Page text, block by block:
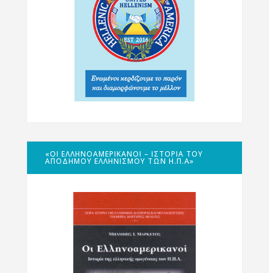
«ΟΙ ΕΛΛΗΝΟΑΜΕΡΙΚΑΝΟΊ – ΙΣΤΟΡΊΑ ΤΟΥ
ΑΠΌΔΗΜΟΥ ΕΛΛΗΝΙΣΜΟΎ ΤΩΝ Η.Π.Α»